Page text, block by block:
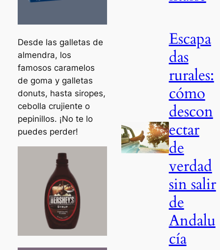
Desde las galletas de
almendra, los
famosos caramelos
de goma y galletas
donuts, hasta siropes,
cebolla crujiente o
pepinillos. ¡No te lo
puedes perder!
Escapa
das
rurales:
cómo
descon
ectar
de
verdad
sin salir
de
Andalu
cía